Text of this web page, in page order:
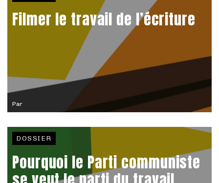
Par
Filmer le travail de l’écriture
DOSSIER
Pourquoi le Parti communiste